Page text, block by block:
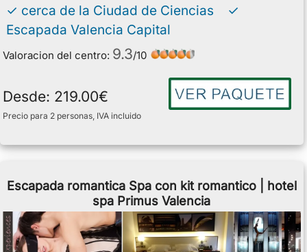
✓ cerca de la Ciudad de Ciencias ✓
Escapada Valencia Capital
Valoracion del centro: 9.3/10
Desde: 219.00€
Precio para 2 personas, IVA incluido
Escapada romantica Spa con kit romantico | hotel
spa Primus Valencia